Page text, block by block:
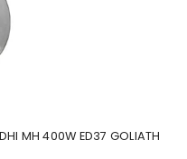
MH 400W ED37 GOLIATH